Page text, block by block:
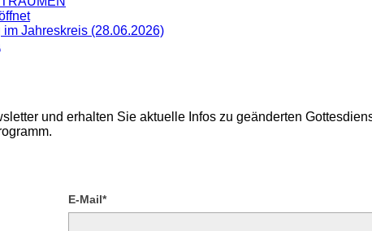
Jahreskreis (28.06.2026)
und erhalten Sie aktuelle Infos zu geänderten
E-Mail*